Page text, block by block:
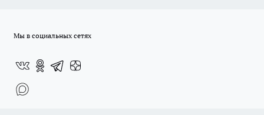
Мы в социальных сетях